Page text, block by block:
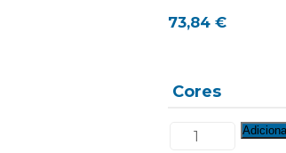
73,84€
Cores
Quantidade